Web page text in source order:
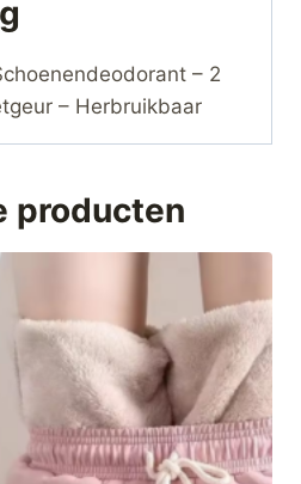
– 2
– Herbruikbaar
producten